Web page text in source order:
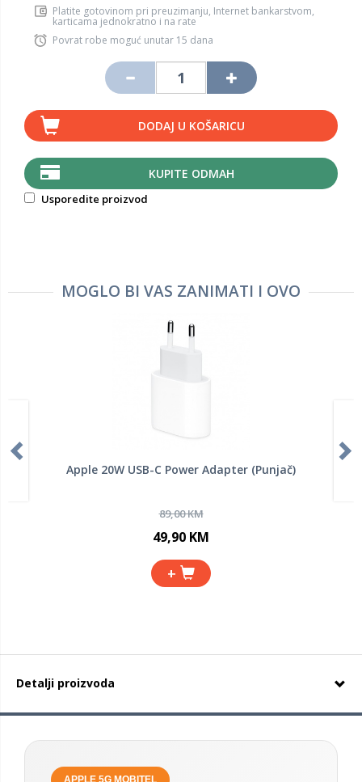
Platite gotovinom pri preuzimanju, Internet bankarstvom,
karticama jednokratno i na rate
Povrat robe moguć unutar 15 dana
DODAJ U KOŠARICU
KUPITE ODMAH
Usporedite proizvod
MOGLO BI VAS ZANIMATI I OVO
Apple 20W USB-C Power Adapter (Punjač)
89,00 KM
49,90 KM
+
Detalji proizvoda
APPLE 5G MOBITEL